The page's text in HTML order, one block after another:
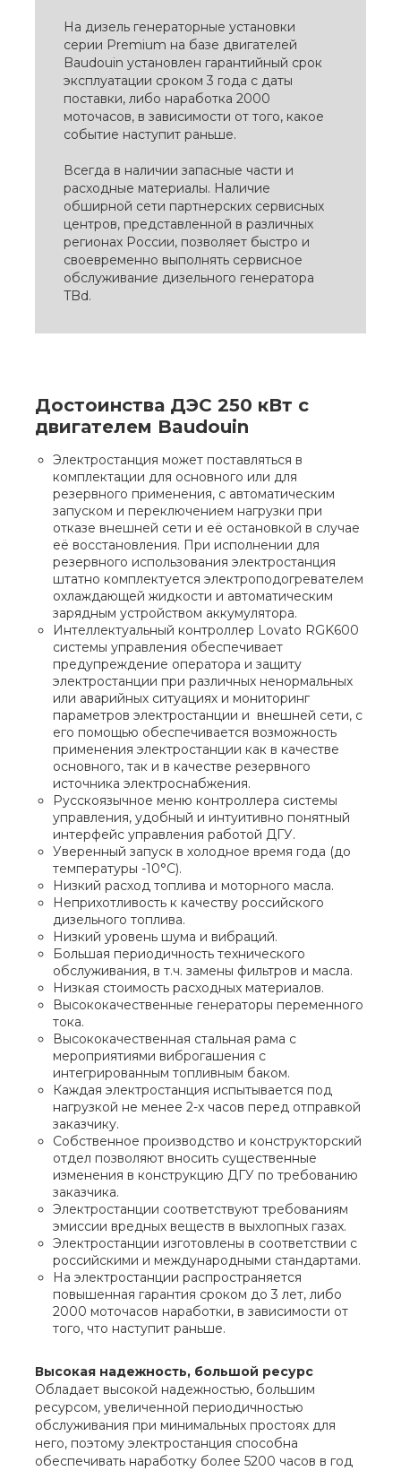
На дизель генераторные установки
серии Premium на базе двигателей
Baudouin установлен гарантийный срок
эксплуатации сроком 3 года с даты
поставки, либо наработка 2000
моточасов, в зависимости от того, какое
событие наступит раньше.
Всегда в наличии запасные части и
расходные материалы. Наличие
обширной сети партнерских сервисных
центров, представленной в различных
регионах России, позволяет быстро и
своевременно выполнять сервисное
обслуживание дизельного генератора
TBd.
Достоинства ДЭС 250 кВт с
двигателем Baudouin
Электростанция может поставляться в
комплектации для основного или для
резервного применения, с автоматическим
запуском и переключением нагрузки при
отказе внешней сети и её остановкой в случае
её восстановления. При исполнении для
резервного использования электростанция
штатно комплектуется электроподогревателем
охлаждающей жидкости и автоматическим
зарядным устройством аккумулятора.
Интеллектуальный контроллер Lovato RGK600
системы управления обеспечивает
предупреждение оператора и защиту
электростанции при различных ненормальных
или аварийных ситуациях и мониторинг
параметров электростанции и внешней сети, с
его помощью обеспечивается возможность
применения электростанции как в качестве
основного, так и в качестве резервного
источника электроснабжения.
Русскоязычное меню контроллера системы
управления, удобный и интуитивно понятный
интерфейс управления работой ДГУ.
Уверенный запуск в холодное время года (до
температуры -10°С).
Низкий расход топлива и моторного масла.
Неприхотливость к качеству российского
дизельного топлива.
Низкий уровень шума и вибраций.
Большая периодичность технического
обслуживания, в т.ч. замены фильтров и масла.
Низкая стоимость расходных материалов.
Высококачественные генераторы переменного
тока.
Высококачественная стальная рама с
мероприятиями виброгашения с
интегрированным топливным баком.
Каждая электростанция испытывается под
нагрузкой не менее 2-х часов перед отправкой
заказчику.
Собственное производство и конструкторский
отдел позволяют вносить существенные
изменения в конструкцию ДГУ по требованию
заказчика.
Электростанции соответствуют требованиям
эмиссии вредных веществ в выхлопных газах.
Электростанции изготовлены в соответствии с
российскими и международными стандартами.
На электростанции распространяется
повышенная гарантия сроком до 3 лет, либо
2000 моточасов наработки, в зависимости от
того, что наступит раньше.
Высокая надежность, большой ресурс
Обладает высокой надежностью, большим
ресурсом, увеличенной периодичностью
обслуживания при минимальных простоях для
него, поэтому электростанция способна
обеспечивать наработку болеe 5200 часов в год